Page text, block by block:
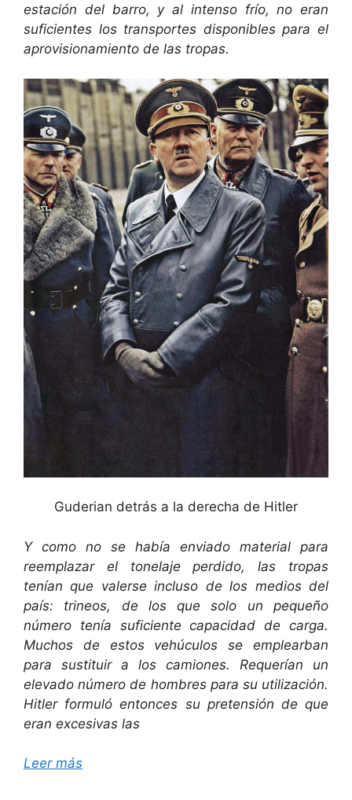
estación del barro, y al intenso frío, no eran
suficientes los transportes disponibles para el
aprovisionamiento de las tropas.
Guderian detrás a la derecha de Hitler
Y como no se había enviado material para
reemplazar el tonelaje perdido, las tropas
tenían que valerse incluso de los medios del
país: trineos, de los que solo un pequeño
número tenía suficiente capacidad de carga.
Muchos de estos vehúculos se emplearban
para sustituir a los camiones. Requerían un
elevado número de hombres para su utilización.
Hitler formuló entonces su pretensión de que
eran excesivas las
Leer más